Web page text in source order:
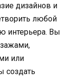
дизайнов и
любой
интерьера. Вы
или
создать